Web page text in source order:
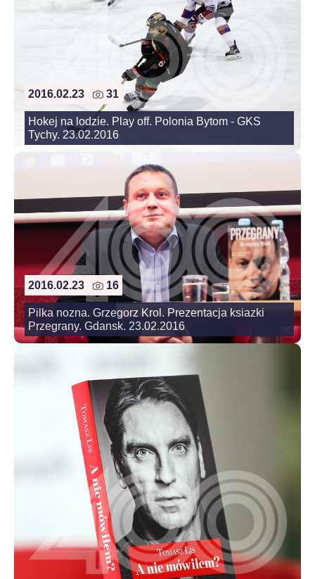
2016.02.23 31
Hokej na lodzie. Play off. Polonia Bytom - GKS
Tychy. 23.02.2016
2016.02.23 16
Pilka nozna. Grzegorz Krol. Prezentacja ksiazki
Przegrany. Gdansk. 23.02.2016